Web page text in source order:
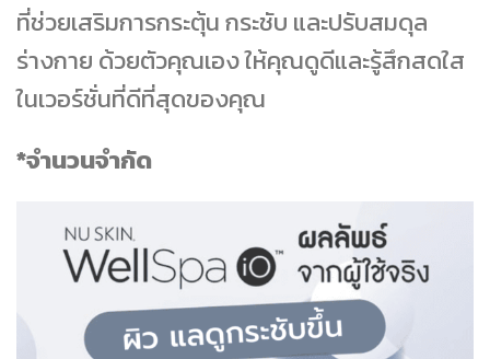
ที่ช่วยเสริมการกระตุ้น กระชับ และปรับสมดุล
ร่างกาย ด้วยตัวคุณเอง ให้คุณดูดีและรู้สึกสดใส
ในเวอร์ชั่นที่ดีที่สุดของคุณ
*จำนวนจำกัด